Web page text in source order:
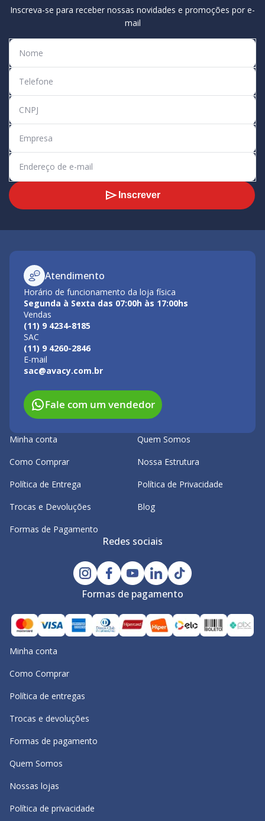
Inscreva-se para receber nossas novidades e promoções por e-
mail
Inscrever
Atendimento
Horário de funcionamento da loja física
Segunda à Sexta das 07:00h às 17:00hs
Vendas
(11) 9 4234-8185
SAC
(11) 9 4260-2846
E-mail
sac@avacy.com.br
Fale com um vendedor
Minha conta
Como Comprar
Política de Entrega
Trocas e Devoluções
Formas de Pagamento
Quem Somos
Nossa Estrutura
Política de Privacidade
Blog
Redes sociais
Formas de pagamento
Minha conta
Como Comprar
Política de entregas
Trocas e devoluções
Formas de pagamento
Quem Somos
Nossas lojas
Política de privacidade